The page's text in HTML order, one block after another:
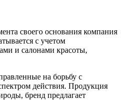
своего основания компания
с учетом
и салонами красоты,
на борьбу с
действия. Продукция
бренд предлагает